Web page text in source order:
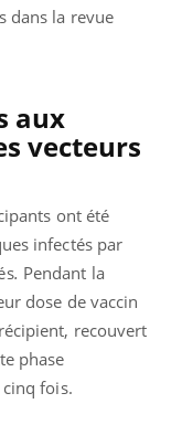
dans la revue
aux
vecteurs
ont été
infectés par
. Pendant la
dose de vaccin
recouvert
phase
fois.